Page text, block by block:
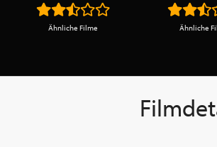
Ähnliche Filme Ähnliche